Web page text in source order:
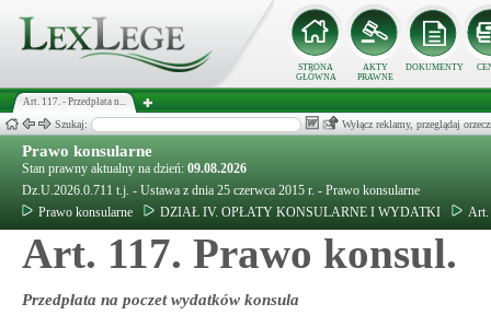
STRONA
GŁÓWNA
AKTY
PRAWNE
DOKUMENTY
Art. 117. - Przedpłata n...
Szukaj: Wyłącz reklamy, przeglądaj
Prawo konsularne
Stan prawny aktualny na dzień: 09.08.2026
Dz.U.2026.0.711 t.j. - Ustawa z dnia 25 czerwca 2015 r. - Prawo konsularne
Prawo konsularne
DZIAŁ IV. OPŁATY KONSULARNE I WYDATKI Art.
Art. 117. Prawo konsul.
Przedpłata na poczet wydatków konsula